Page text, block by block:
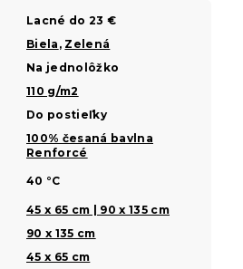
Lacné do 23 €
Biela , Zelená
Na jednolôžko
110 g/m2
Do postieľky
100% česaná bavlna
Renforcé
40 °C
45 x 65 cm | 90 x 135 cm
90 x 135 cm
45 x 65 cm